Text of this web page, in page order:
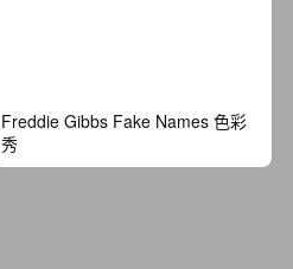
Freddie Gibbs Fake Names 色彩
秀